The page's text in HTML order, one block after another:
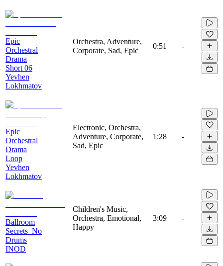
Epic
Orchestral
Drama
Short 06
Yevhen
Lokhmatov
Orchestra, Adventure,
Corporate, Sad, Epic
0:51 -
Epic
Orchestral
Drama
Loop
Yevhen
Lokhmatov
Electronic, Orchestra,
Adventure, Corporate,
Sad, Epic
1:28 -
Ballroom
Secrets_No
Drums
INOD
Children's Music,
Orchestra, Emotional,
Happy
3:09 -